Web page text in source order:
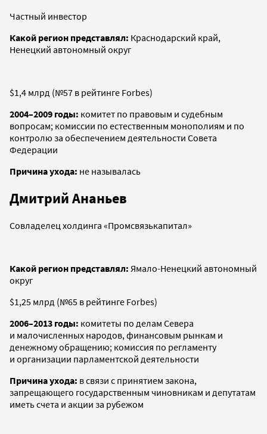
Частный инвестор
Какой регион представлял: Краснодарский край,
Ненецкий автономный округ
$1,4 млрд (№57 в рейтинге Forbes)
2004–2009 годы: комитет по правовым и судебным
вопросам; комиссии по естественным монополиям и по
контролю за обеспечением деятельности Совета
Федерации
Причина ухода: не называлась
Дмитрий Ананьев
Совладелец холдинга «Промсвязькапитал»
Какой регион представлял: Ямало-Ненецкий автономный
округ
$1,25 млрд (№65 в рейтинге Forbes)
2006–2013 годы: комитеты по делам Севера
и малочисленных народов, финансовым рынкам и
денежному обращению; комиссия по регламенту
и организации парламентской деятельности
Причина ухода: в связи с принятием закона,
запрещающего государственным чиновникам и депутатам
иметь счета и акции за рубежом